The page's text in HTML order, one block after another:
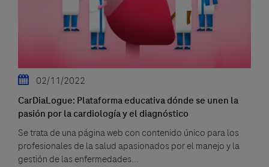
02/11/2022
CarDiaLogue: Plataforma educativa dónde se unen la
pasión por la cardiología y el diagnóstico
Se trata de una página web con contenido único para los
profesionales de la salud apasionados por el manejo y la
gestión de las enfermedades...